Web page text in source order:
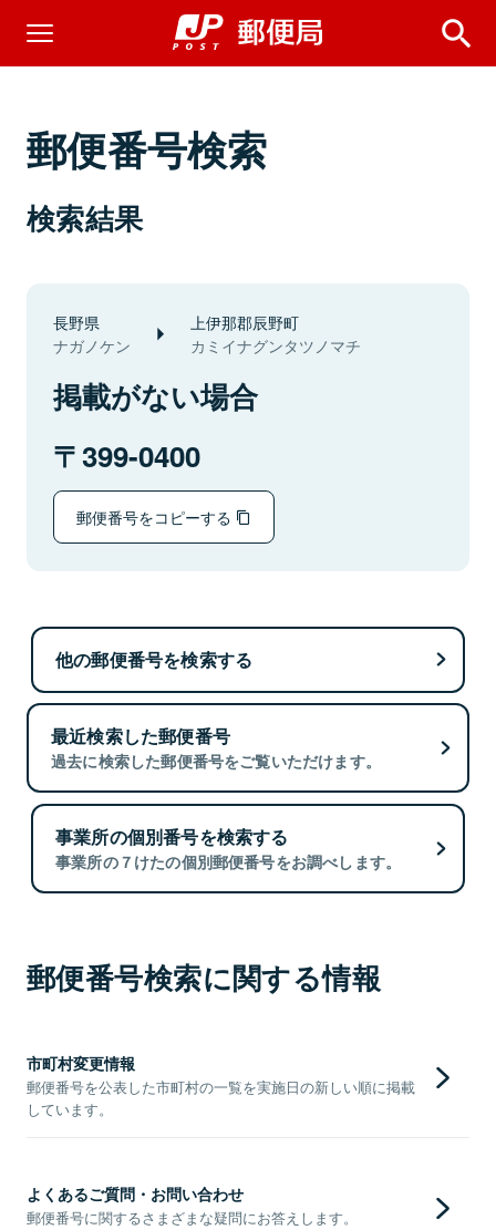
郵便番号検索
検索結果
長野県
ナガノケン
上伊那郡辰野町
カミイナグンタツノマチ
掲載がない場合
399-0400
郵便番号をコピーする
他の郵便番号を検索する
最近検索した郵便番号
過去に検索した郵便番号をご覧いただけます。
事業所の個別番号を検索する
事業所の７けたの個別郵便番号をお調べします。
郵便番号検索に関する情報
市町村変更情報
郵便番号を公表した市町村の一覧を実施日の新しい順に掲載
しています。
よくあるご質問・お問い合わせ
郵便番号に関するさまざまな疑問にお答えします。